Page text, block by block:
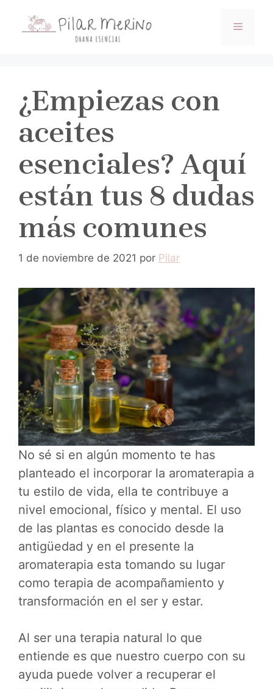
MENÚ
¿Empiezas con
aceites
esenciales? Aquí
están tus 8 dudas
más comunes
1 de noviembre de 2021 por Pilar
No sé si en algún momento te has
planteado el incorporar la aromaterapia a
tu estilo de vida, ella te contribuye a
nivel emocional, físico y mental. El uso
de las plantas es conocido desde la
antigüedad y en el presente la
aromaterapia esta tomando su lugar
como terapia de acompañamiento y
transformación en el ser y estar.
Al ser una terapia natural lo que
entiende es que nuestro cuerpo con su
ayuda puede volver a recuperar el